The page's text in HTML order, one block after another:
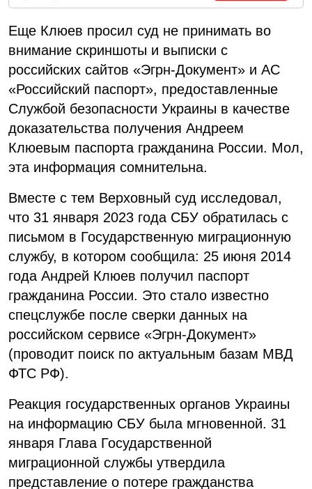
Еще Клюев просил суд не принимать во
внимание скриншоты и выписки с
российских сайтов «Эгрн-Документ» и АС
«Российский паспорт», предоставленные
Службой безопасности Украины в качестве
доказательства получения Андреем
Клюевым паспорта гражданина России. Мол,
эта информация сомнительна.
Вместе с тем Верховный суд исследовал,
что 31 января 2023 года СБУ обратилась с
письмом в Государственную миграционную
службу, в котором сообщила: 25 июня 2014
года Андрей Клюев получил паспорт
гражданина России. Это стало известно
спецслужбе после сверки данных на
российском сервисе «Эгрн-Документ»
(проводит поиск по актуальным базам МВД
ФТС РФ).
Реакция государственных органов Украины
на информацию СБУ была мгновенной. 31
января Глава Государственной
миграционной службы утвердила
представление о потере гражданства